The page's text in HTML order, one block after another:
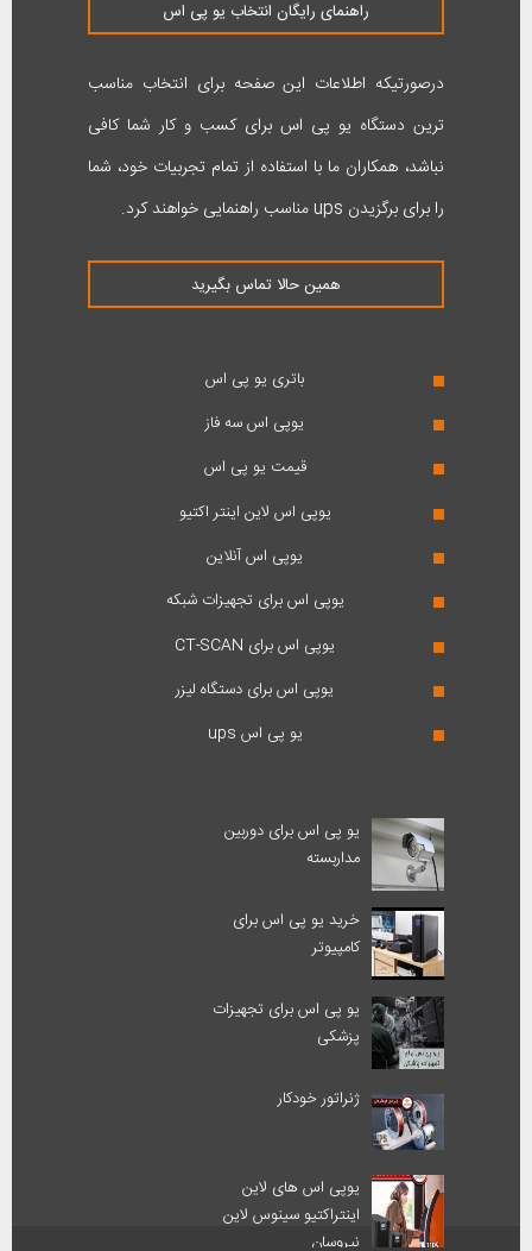
راهنمای رایگان انتخاب یو پی اس
درصورتیکه اطلاعات این صفحه برای انتخاب مناسب
ترین دستگاه یو پی اس برای کسب و کار شما کافی
نباشد، همکاران ما با استفاده از تمام تجربیات خود، شما
را برای برگزیدن ups مناسب راهنمایی خواهند کرد.
همین حالا تماس بگیرید
باتری یو پی اس
یوپی اس سه فاز
قیمت یو پی اس
یوپی اس لاین اینتر اکتیو
یوپی اس آنلاین
یوپی اس برای تجهیزات شبکه
یوپی اس برای CT-SCAN
یوپی اس برای دستگاه لیزر
یو پی اس ups
یو پی اس برای دوربین
مداربسته
خرید یو پی اس برای
کامپیوتر
یو پی اس برای تجهیزات
پزشکی
ژنراتور خودکار
یوپی اس های لاین
اینتراکتیو سینوس لاین
نیروسان